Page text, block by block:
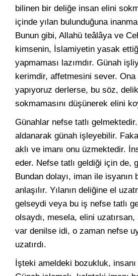
bilinen bir deliğe insan elini
içinde yılan bulunduğuna
Bunun gibi, Allahü teâlâya ve
kimsenin, İslamiyetin yasak
yapmaması lazımdır. Günah
kerimdir, affetmesini sever.
yapıyoruz derlerse, bu söz,
sokmamasını düşünerek elini
Günahlar nefse tatlı
aldanarak günah işleyebilir.
aklı ve imanı onu üzmektedir.
eder. Nefse tatlı geldiği için de,
Bundan dolayı, iman ile isyanın
anlaşılır. Yılanın deliğine el
gelseydi veya bu iş nefse tatlı
olsaydı, mesela, elini
var denilse idi, o zaman nefse
uzatırdı.
İşteki ameldeki bozukluk,